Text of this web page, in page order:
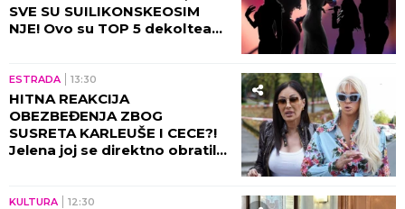
SVE SU SUILIKONSKEOSIM
NJE! Ovo su TOP 5 dekoltea
ESTRADA 13:30
HITNA REAKCIJA
OBEZBEĐENJA ZBOG
SUSRETA KARLEUŠE I CECE?!
Jelena joj se direktno obratila,
KULTURA 12:30